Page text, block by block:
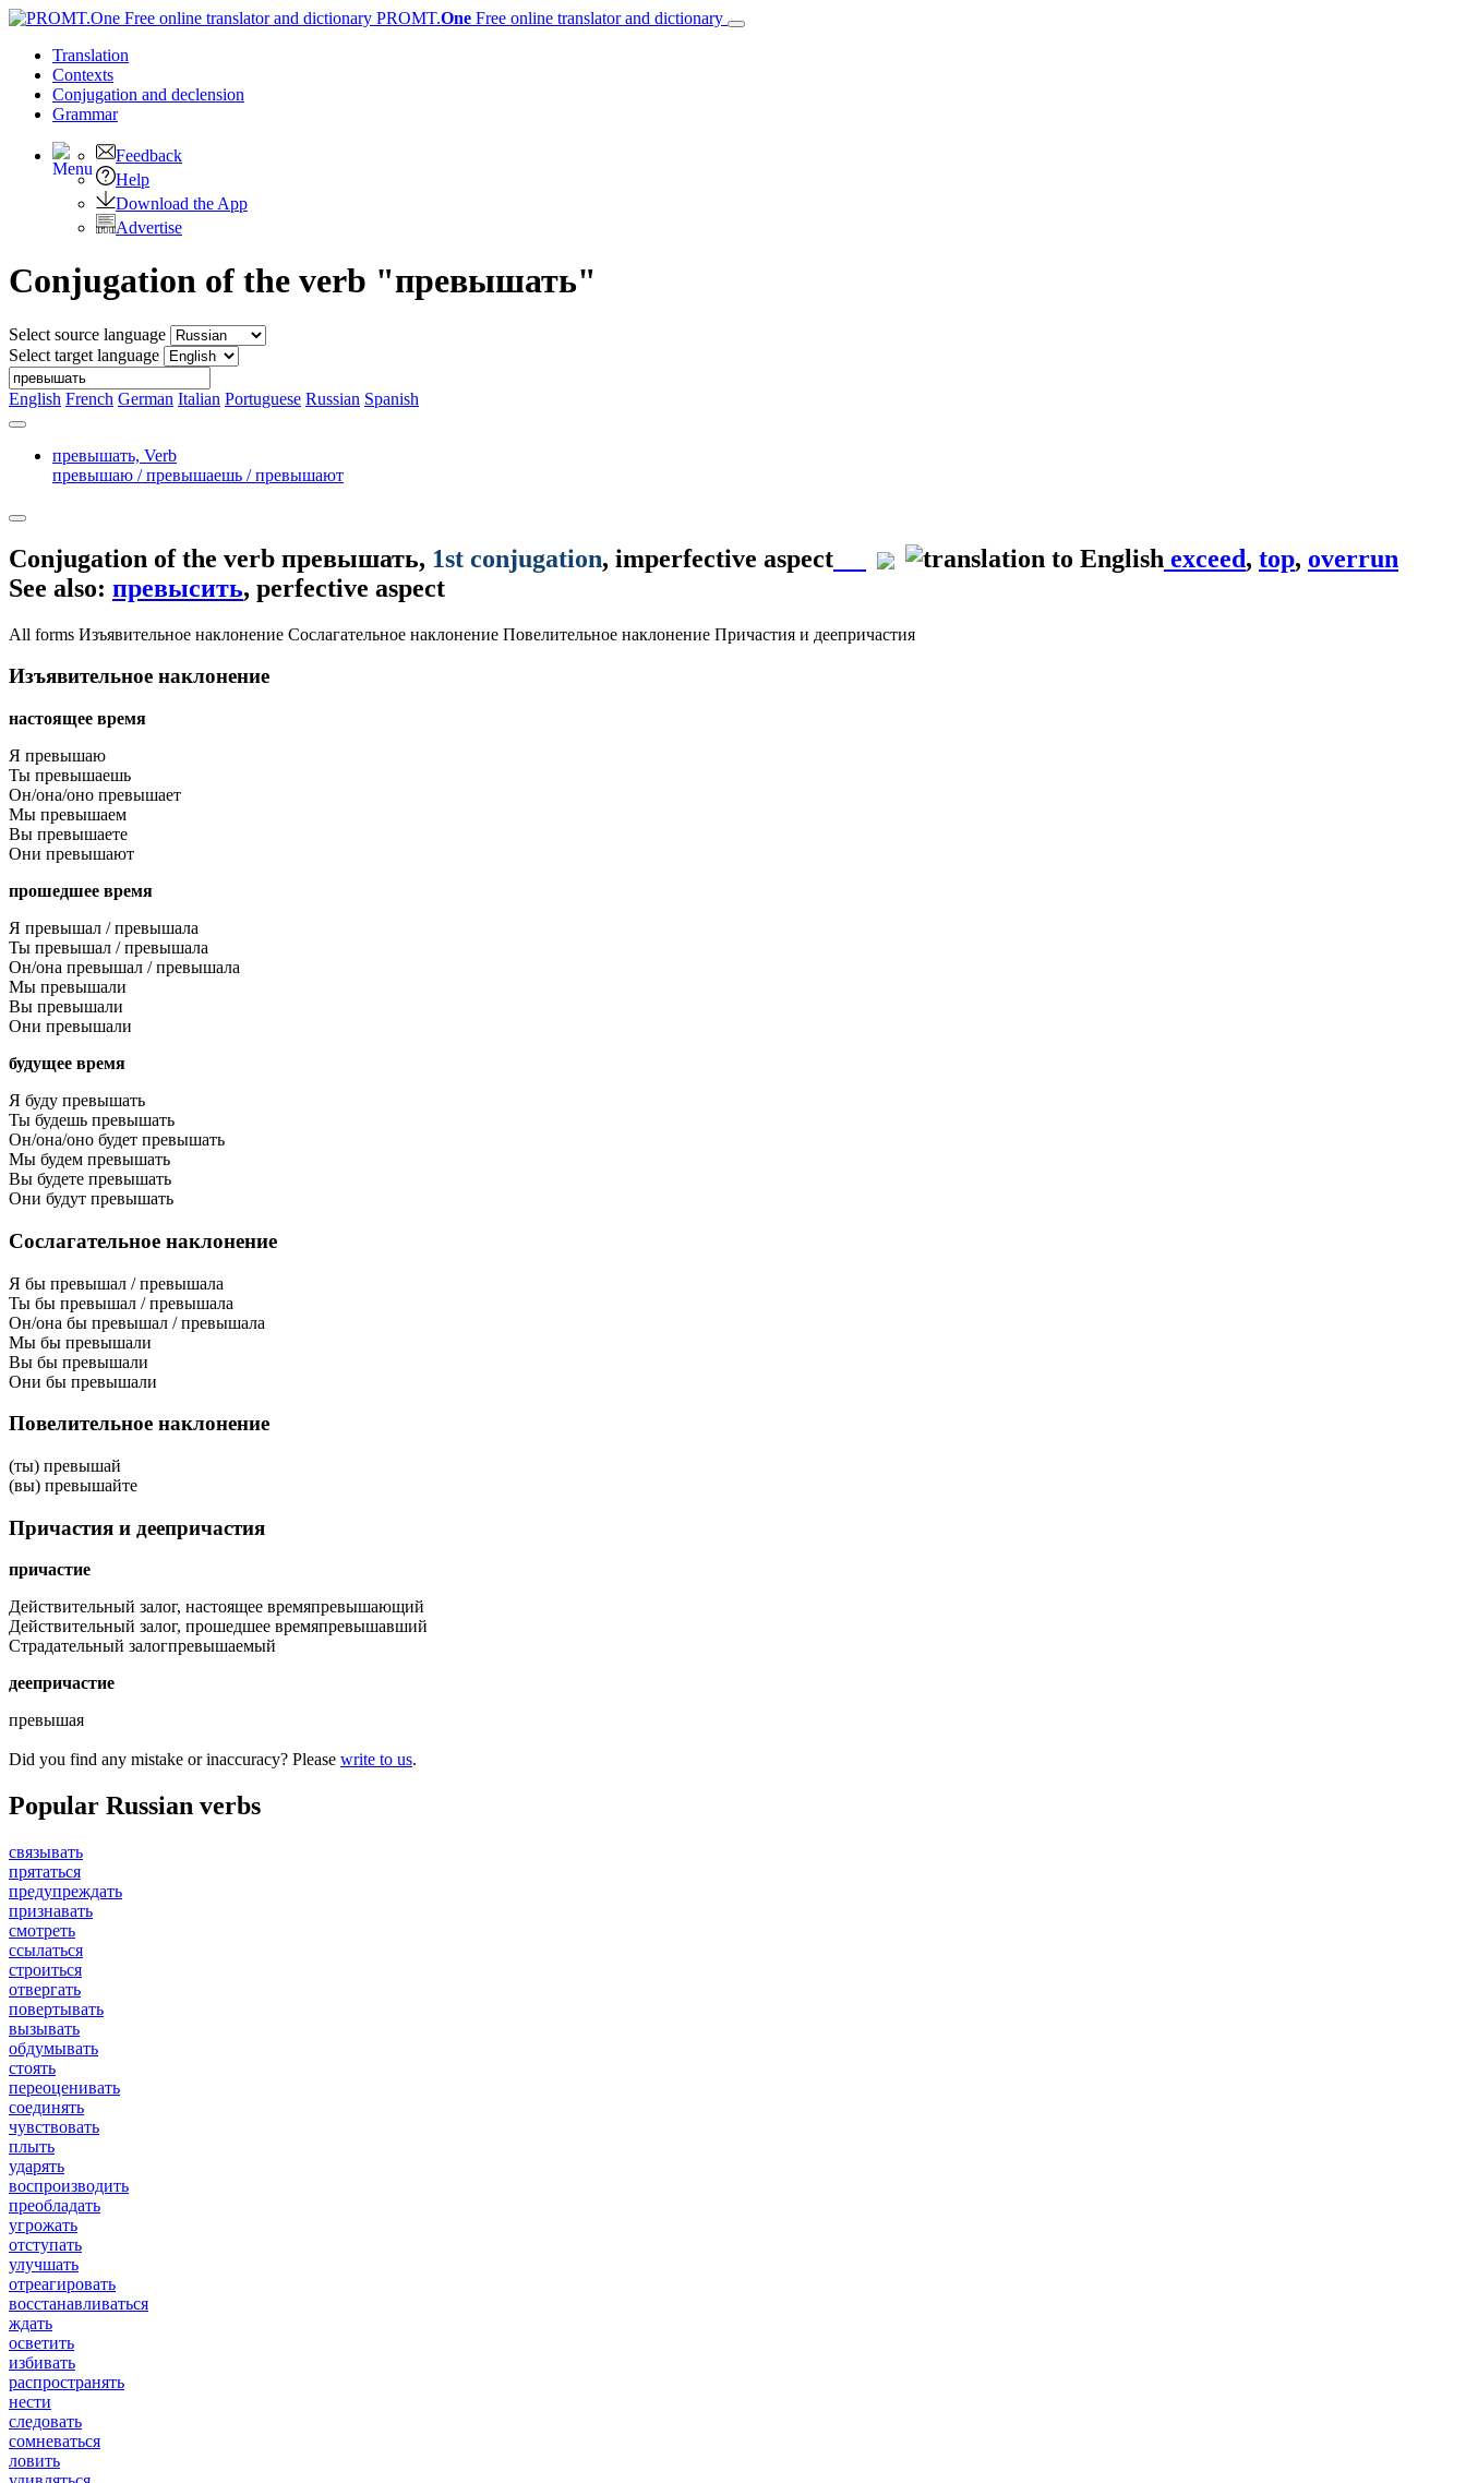
PROMT.One Free online translator and dictionary
Translation
Contexts
Conjugation and declension
Grammar
Feedback
Help
Download the App
Advertise
Conjugation of the verb "превышать"
Select source language
Select target language
English French German Italian Portuguese Russian Spanish
превышать, Verb
превышаю / превышаешь / превышают
Conjugation of the verb превышать, 1st conjugation, imperfective aspect exceed, top, overrun
See also: превысить, perfective aspect
All forms Изъявительное наклонение Сослагательное наклонение Повелительное наклонение Причастия и деепричастия
Изъявительное наклонение
настоящее время
Я превышаю
Ты превышаешь
Он/она/оно превышает
Мы превышаем
Вы превышаете
Они превышают
прошедшее время
Я превышал / превышала
Ты превышал / превышала
Он/она превышал / превышала
Мы превышали
Вы превышали
Они превышали
будущее время
Я буду превышать
Ты будешь превышать
Он/она/оно будет превышать
Мы будем превышать
Вы будете превышать
Они будут превышать
Сослагательное наклонение
Я бы превышал / превышала
Ты бы превышал / превышала
Он/она бы превышал / превышала
Мы бы превышали
Вы бы превышали
Они бы превышали
Повелительное наклонение
(ты) превышай
(вы) превышайте
Причастия и деепричастия
причастие
Действительный залог, настоящее времяпревышающий
Действительный залог, прошедшее времяпревышавший
Страдательный залогпревышаемый
деепричастие
превышая
Did you find any mistake or inaccuracy? Please write to us.
Popular Russian verbs
связывать
прятаться
предупреждать
признавать
смотреть
ссылаться
строиться
отвергать
повертывать
вызывать
обдумывать
стоять
переоценивать
соединять
чувствовать
плыть
ударять
воспроизводить
преобладать
угрожать
отступать
улучшать
отреагировать
восстанавливаться
ждать
осветить
избивать
распространять
нести
следовать
сомневаться
ловить